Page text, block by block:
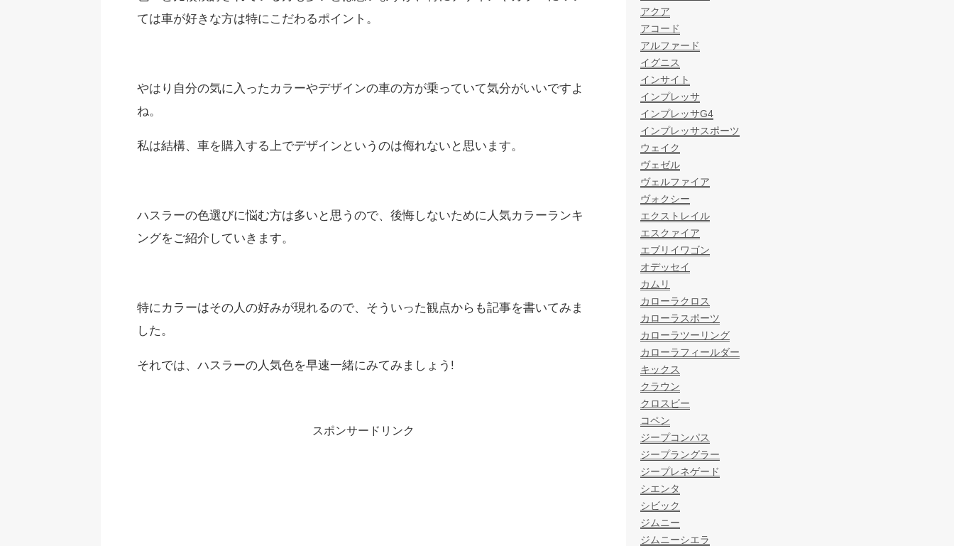
ては車が好きな方は特にこだわるポイント。
やはり自分の気に入ったカラーやデザインの車の方が乗っていて気分がいいですよ
ね。
私は結構、車を購入する上でデザインというのは侮れないと思います。
ハスラーの色選びに悩む方は多いと思うので、後悔しないために人気カラーランキ
ングをご紹介していきます。
特にカラーはその人の好みが現れるので、そういった観点からも記事を書いてみま
した。
それでは、ハスラーの人気色を早速一緒にみてみましょう!
スポンサードリンク
アクア
アコード
アルファード
イグニス
インサイト
インプレッサ
インプレッサG4
インプレッサスポーツ
ウェイク
ヴェゼル
ヴェルファイア
ヴォクシー
エクストレイル
エスクァイア
エブリイワゴン
オデッセイ
カムリ
カローラクロス
カローラスポーツ
カローラツーリング
カローラフィールダー
キックス
クラウン
クロスビー
コペン
ジープコンパス
ジープラングラー
ジープレネゲード
シエンタ
シビック
ジムニー
ジムニーシエラ